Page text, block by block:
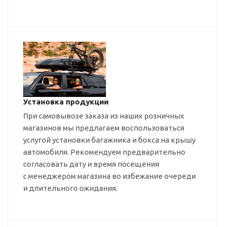
Установка продукции
При самовывозе заказа из наших розничных
магазинов мы предлагаем воспользоваться
услугой установки багажника и бокса на крышу
автомобиля. Рекомендуем предварительно
согласовать дату и время посещения
с менеджером магазина во избежание очереди
и длительного ожидания.